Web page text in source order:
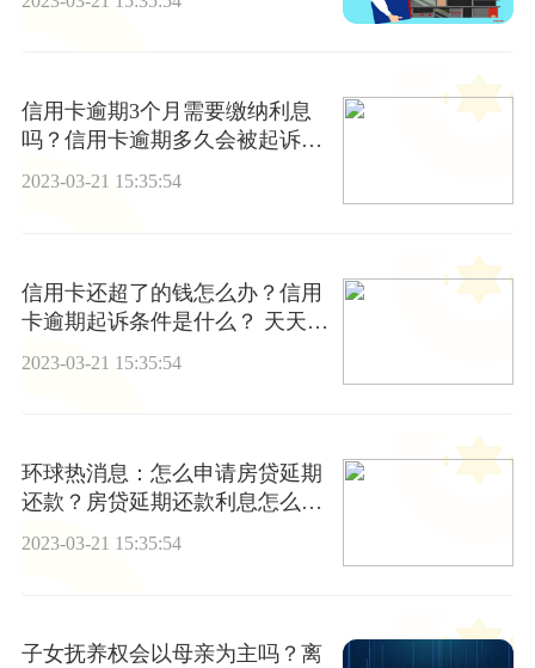
信用卡逾期3个月需要缴纳利息
吗？信用卡逾期多久会被起诉_
每日简讯
2023-03-21 15:35:54
信用卡还超了的钱怎么办？信用
卡逾期起诉条件是什么？ 天天资
2023-03-21 15:35:54
环球热消息：怎么申请房贷延期
还款？房贷延期还款利息怎么
算？
2023-03-21 15:35:54
子女抚养权会以母亲为主吗？离